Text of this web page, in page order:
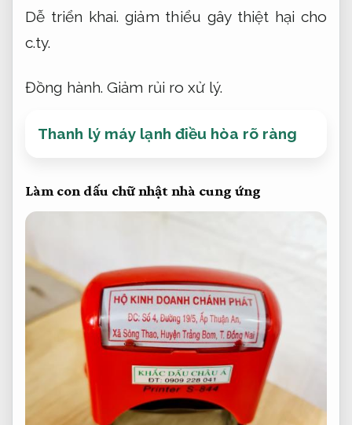
Dễ triển khai. giảm thiểu gây thiệt hại cho
c.ty.
Đồng hành. Giảm rủi ro xử lý.
Thanh lý máy lạnh điều hòa rõ ràng
Làm con dấu chữ nhật nhà cung ứng